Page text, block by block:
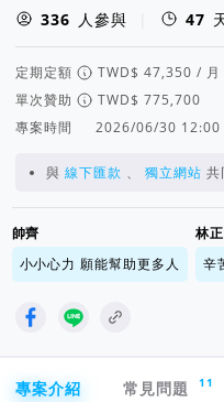
人參與
47
定期定額
/ 月
單次贊助
專案時間
2026/06/30
與 線下匯款 、 獨立網站 共
帥齊
小小心力 願能幫助更多人
林
辛
專案介紹
常見問題 11